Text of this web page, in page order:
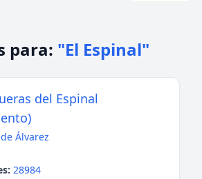
para: "El Espinal"
del Espinal
Álvarez
28984